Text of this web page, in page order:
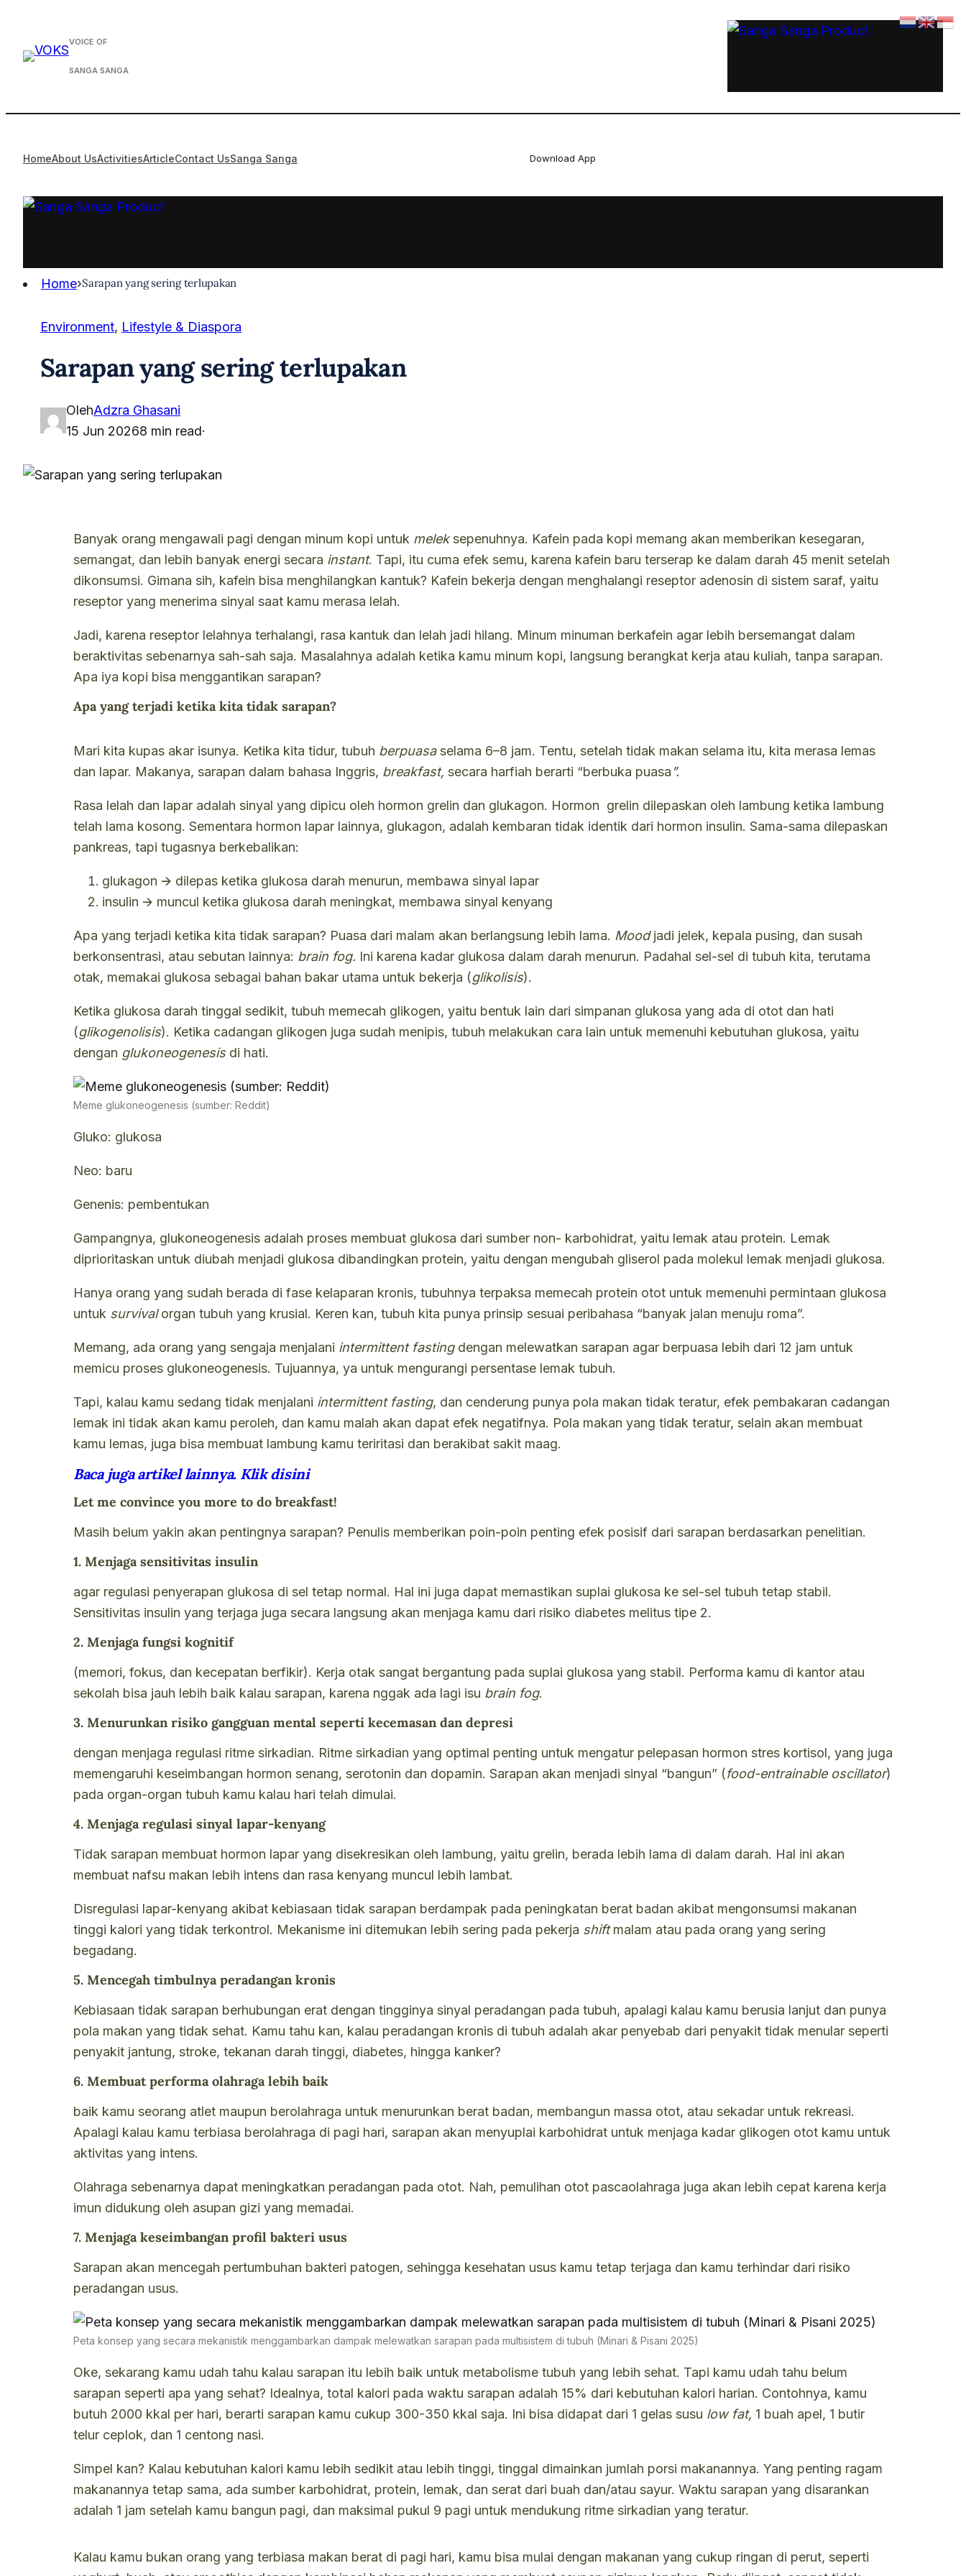
VOICE OF
SANGA SANGA
HomeAbout UsActivitiesArticleContact UsSanga Sanga Download App
Home›Sarapan yang sering terlupakan
Environment, Lifestyle & Diaspora
Sarapan yang sering terlupakan
OlehAdzra Ghasani
15 Jun 20268 min read·
Banyak orang mengawali pagi dengan minum kopi untuk meleksepenuhnya. Kafein pada kopi memang akan memberikan kesegaran,
semangat, dan lebih banyak energi secara instant. Tapi, itu cuma efek semu, karena kafein baru terserap ke dalam darah 45 menit setelah
dikonsumsi. Gimana sih, kafein bisa menghilangkan kantuk? Kafein bekerja dengan menghalangi reseptor adenosin di sistem saraf, yaitu
reseptor yang menerima sinyal saat kamu merasa lelah.
Jadi, karena reseptor lelahnya terhalangi, rasa kantuk dan lelah jadi hilang. Minum minuman berkafein agar lebih bersemangat dalam
beraktivitas sebenarnya sah-sah saja. Masalahnya adalah ketika kamu minum kopi, langsung berangkat kerja atau kuliah, tanpa sarapan.
Apa iya kopi bisa menggantikan sarapan?
Apa yang terjadi ketika kita tidak sarapan?
Mari kita kupas akar isunya. Ketika kita tidur, tubuh berpuasaselama 6–8 jam. Tentu, setelah tidak makan selama itu, kita merasa lemas
dan lapar. Makanya, sarapan dalam bahasa Inggris, breakfast, secara harfiah berarti “berbuka puasa”.
Rasa lelah dan lapar adalah sinyal yang dipicu oleh hormon grelin dan glukagon. Hormon grelin dilepaskan oleh lambung ketika lambung
telah lama kosong. Sementara hormon lapar lainnya, glukagon, adalah kembaran tidak identik dari hormon insulin. Sama-sama dilepaskan
pankreas, tapi tugasnya berkebalikan:
glukagon 🡪 dilepas ketika glukosa darah menurun, membawa sinyal lapar
insulin 🡪 muncul ketika glukosa darah meningkat, membawa sinyal kenyang
Apa yang terjadi ketika kita tidak sarapan? Puasa dari malam akan berlangsung lebih lama. Moodjadi jelek, kepala pusing, dan susah
berkonsentrasi, atau sebutan lainnya: brain fog. Ini karena kadar glukosa dalam darah menurun. Padahal sel-sel di tubuh kita, terutama
otak, memakai glukosa sebagai bahan bakar utama untuk bekerja (glikolisis).
Ketika glukosa darah tinggal sedikit, tubuh memecah glikogen, yaitu bentuk lain dari simpanan glukosa yang ada di otot dan hati
(glikogenolisis). Ketika cadangan glikogen juga sudah menipis, tubuh melakukan cara lain untuk memenuhi kebutuhan glukosa, yaitu
dengan glukoneogenesisdi hati.
Meme glukoneogenesis (sumber: Reddit)
Gluko: glukosa
Neo: baru
Genenis: pembentukan
Gampangnya, glukoneogenesis adalah proses membuat glukosa dari sumber non- karbohidrat, yaitu lemak atau protein. Lemak
diprioritaskan untuk diubah menjadi glukosa dibandingkan protein, yaitu dengan mengubah gliserol pada molekul lemak menjadi glukosa.
Hanya orang yang sudah berada di fase kelaparan kronis, tubuhnya terpaksa memecah protein otot untuk memenuhi permintaan glukosa
untuk survivalorgan tubuh yang krusial. Keren kan, tubuh kita punya prinsip sesuai peribahasa “banyak jalan menuju roma”.
Memang, ada orang yang sengaja menjalani intermittent fastingdengan melewatkan sarapan agar berpuasa lebih dari 12 jam untuk
memicu proses glukoneogenesis. Tujuannya, ya untuk mengurangi persentase lemak tubuh.
Tapi, kalau kamu sedang tidak menjalani intermittent fasting, dan cenderung punya pola makan tidak teratur, efek pembakaran cadangan
lemak ini tidak akan kamu peroleh, dan kamu malah akan dapat efek negatifnya. Pola makan yang tidak teratur, selain akan membuat
kamu lemas, juga bisa membuat lambung kamu teriritasi dan berakibat sakit maag.
Baca juga artikel lainnya. Klik disini
Let me convince you more to do breakfast!
Masih belum yakin akan pentingnya sarapan? Penulis memberikan poin-poin penting efek posisif dari sarapan berdasarkan penelitian.
1. Menjaga sensitivitas insulin
agar regulasi penyerapan glukosa di sel tetap normal. Hal ini juga dapat memastikan suplai glukosa ke sel-sel tubuh tetap stabil.
Sensitivitas insulin yang terjaga juga secara langsung akan menjaga kamu dari risiko diabetes melitus tipe 2.
2. Menjaga fungsi kognitif
(memori, fokus, dan kecepatan berfikir). Kerja otak sangat bergantung pada suplai glukosa yang stabil. Performa kamu di kantor atau
sekolah bisa jauh lebih baik kalau sarapan, karena nggak ada lagi isu brain fog.
3. Menurunkan risiko gangguan mental seperti kecemasan dan depresi
dengan menjaga regulasi ritme sirkadian. Ritme sirkadian yang optimal penting untuk mengatur pelepasan hormon stres kortisol, yang juga
memengaruhi keseimbangan hormon senang, serotonin dan dopamin. Sarapan akan menjadi sinyal “bangun” (food-entrainable oscillator)
pada organ-organ tubuh kamu kalau hari telah dimulai.
4. Menjaga regulasi sinyal lapar-kenyang
Tidak sarapan membuat hormon lapar yang disekresikan oleh lambung, yaitu grelin, berada lebih lama di dalam darah. Hal ini akan
membuat nafsu makan lebih intens dan rasa kenyang muncul lebih lambat.
Disregulasi lapar-kenyang akibat kebiasaan tidak sarapan berdampak pada peningkatan berat badan akibat mengonsumsi makanan
tinggi kalori yang tidak terkontrol. Mekanisme ini ditemukan lebih sering pada pekerja shiftmalam atau pada orang yang sering
begadang.
5. Mencegah timbulnya peradangan kronis
Kebiasaan tidak sarapan berhubungan erat dengan tingginya sinyal peradangan pada tubuh, apalagi kalau kamu berusia lanjut dan punya
pola makan yang tidak sehat. Kamu tahu kan, kalau peradangan kronis di tubuh adalah akar penyebab dari penyakit tidak menular seperti
penyakit jantung, stroke, tekanan darah tinggi, diabetes, hingga kanker?
6. Membuat performa olahraga lebih baik
baik kamu seorang atlet maupun berolahraga untuk menurunkan berat badan, membangun massa otot, atau sekadar untuk rekreasi.
Apalagi kalau kamu terbiasa berolahraga di pagi hari, sarapan akan menyuplai karbohidrat untuk menjaga kadar glikogen otot kamu untuk
aktivitas yang intens.
Olahraga sebenarnya dapat meningkatkan peradangan pada otot. Nah, pemulihan otot pascaolahraga juga akan lebih cepat karena kerja
imun didukung oleh asupan gizi yang memadai.
7. Menjaga keseimbangan profil bakteri usus
Sarapan akan mencegah pertumbuhan bakteri patogen, sehingga kesehatan usus kamu tetap terjaga dan kamu terhindar dari risiko
peradangan usus.
Peta konsep yang secara mekanistik menggambarkan dampak melewatkan sarapan pada multisistem di tubuh (Minari & Pisani 2025)
Oke, sekarang kamu udah tahu kalau sarapan itu lebih baik untuk metabolisme tubuh yang lebih sehat. Tapi kamu udah tahu belum
sarapan seperti apa yang sehat? Idealnya, total kalori pada waktu sarapan adalah 15% dari kebutuhan kalori harian. Contohnya, kamu
butuh 2000 kkal per hari, berarti sarapan kamu cukup 300-350 kkal saja. Ini bisa didapat dari 1 gelas susu low fat, 1 buah apel, 1 butir
telur ceplok, dan 1 centong nasi.
Simpel kan? Kalau kebutuhan kalori kamu lebih sedikit atau lebih tinggi, tinggal dimainkan jumlah porsi makanannya. Yang penting ragam
makanannya tetap sama, ada sumber karbohidrat, protein, lemak, dan serat dari buah dan/atau sayur. Waktu sarapan yang disarankan
adalah 1 jam setelah kamu bangun pagi, dan maksimal pukul 9 pagi untuk mendukung ritme sirkadian yang teratur.
Kalau kamu bukan orang yang terbiasa makan berat di pagi hari, kamu bisa mulai dengan makanan yang cukup ringan di perut, seperti